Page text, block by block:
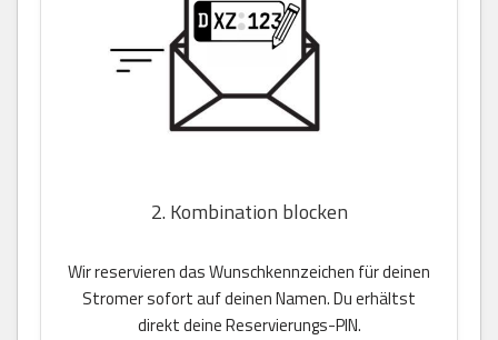
2. Kombination blocken
Wir reservieren das Wunschkennzeichen für deinen
Stromer sofort auf deinen Namen. Du erhältst
direkt deine Reservierungs-PIN.